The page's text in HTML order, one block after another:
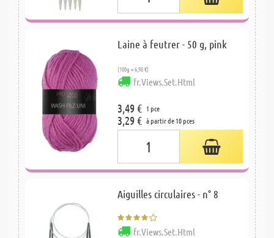
Laine à feutrer - 50 g, pink
(100g = 6,98 €)
fr.Views.Set.Html
3,49 € 1 pce
3,29 € à partir de 10 pces
Aiguilles circulaires - n° 8
fr.Views.Set.Html